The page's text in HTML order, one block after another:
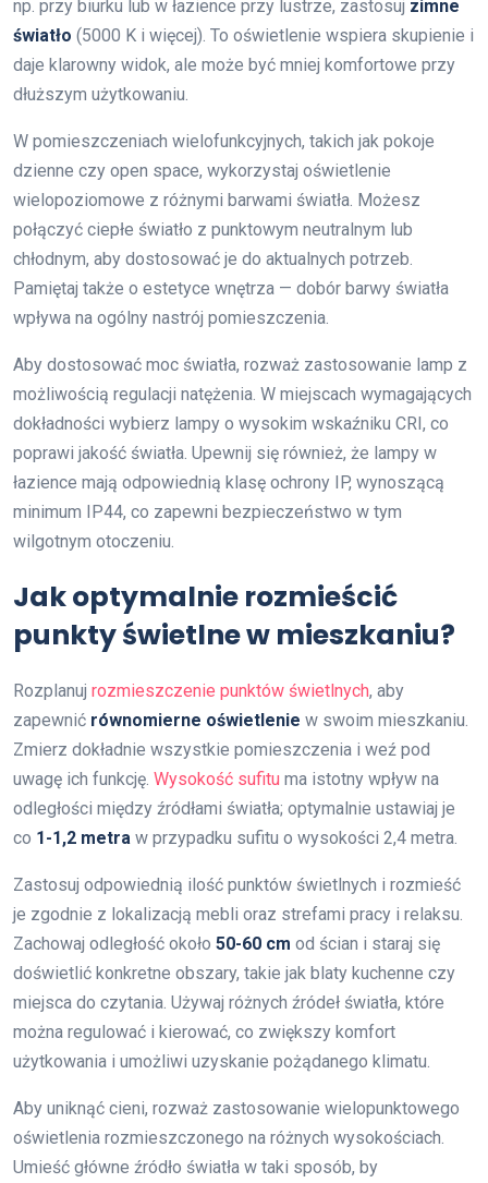
np. przy biurku lub w łazience przy lustrze, zastosuj zimne
światło (5000 K i więcej). To oświetlenie wspiera skupienie i
daje klarowny widok, ale może być mniej komfortowe przy
dłuższym użytkowaniu.
W pomieszczeniach wielofunkcyjnych, takich jak pokoje
dzienne czy open space, wykorzystaj oświetlenie
wielopoziomowe z różnymi barwami światła. Możesz
połączyć ciepłe światło z punktowym neutralnym lub
chłodnym, aby dostosować je do aktualnych potrzeb.
Pamiętaj także o estetyce wnętrza — dobór barwy światła
wpływa na ogólny nastrój pomieszczenia.
Aby dostosować moc światła, rozważ zastosowanie lamp z
możliwością regulacji natężenia. W miejscach wymagających
dokładności wybierz lampy o wysokim wskaźniku CRI, co
poprawi jakość światła. Upewnij się również, że lampy w
łazience mają odpowiednią klasę ochrony IP, wynoszącą
minimum IP44, co zapewni bezpieczeństwo w tym
wilgotnym otoczeniu.
Jak optymalnie rozmieścić
punkty świetlne w mieszkaniu?
Rozplanuj rozmieszczenie punktów świetlnych, aby
zapewnić równomierne oświetlenie w swoim mieszkaniu.
Zmierz dokładnie wszystkie pomieszczenia i weź pod
uwagę ich funkcję. Wysokość sufitu ma istotny wpływ na
odległości między źródłami światła; optymalnie ustawiaj je
co 1-1,2 metra w przypadku sufitu o wysokości 2,4 metra.
Zastosuj odpowiednią ilość punktów świetlnych i rozmieść
je zgodnie z lokalizacją mebli oraz strefami pracy i relaksu.
Zachowaj odległość około 50-60 cm od ścian i staraj się
doświetlić konkretne obszary, takie jak blaty kuchenne czy
miejsca do czytania. Używaj różnych źródeł światła, które
można regulować i kierować, co zwiększy komfort
użytkowania i umożliwi uzyskanie pożądanego klimatu.
Aby uniknąć cieni, rozważ zastosowanie wielopunktowego
oświetlenia rozmieszczonego na różnych wysokościach.
Umieść główne źródło światła w taki sposób, by